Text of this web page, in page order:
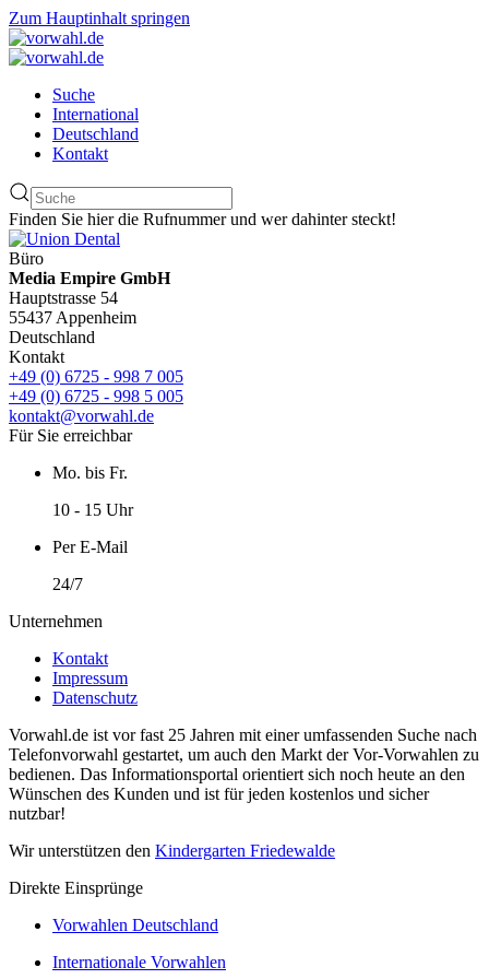
Zum Hauptinhalt springen
Suche
International
Deutschland
Kontakt
Finden Sie hier die Rufnummer und wer dahinter steckt!
Büro
Media Empire GmbH
Hauptstrasse 54
55437 Appenheim
Deutschland
Kontakt
+49 (0) 6725 - 998 7 005
+49 (0) 6725 - 998 5 005
kontakt@vorwahl.de
Für Sie erreichbar
Mo. bis Fr.
10 - 15 Uhr
Per E-Mail
24/7
Unternehmen
Kontakt
Impressum
Datenschutz
Vorwahl.de ist vor fast 25 Jahren mit einer umfassenden Suche nach
Telefonvorwahl gestartet, um auch den Markt der Vor-Vorwahlen zu
bedienen. Das Informationsportal orientiert sich noch heute an den
Wünschen des Kunden und ist für jeden kostenlos und sicher
nutzbar!
Wir unterstützen den Kindergarten Friedewalde
Direkte Einsprünge
Vorwahlen Deutschland
Internationale Vorwahlen